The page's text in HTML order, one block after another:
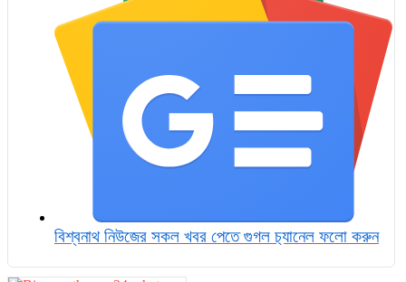
বিশ্বনাথ নিউজের সকল খবর পেতে গুগল চ‌্যানেল ফলো করুন